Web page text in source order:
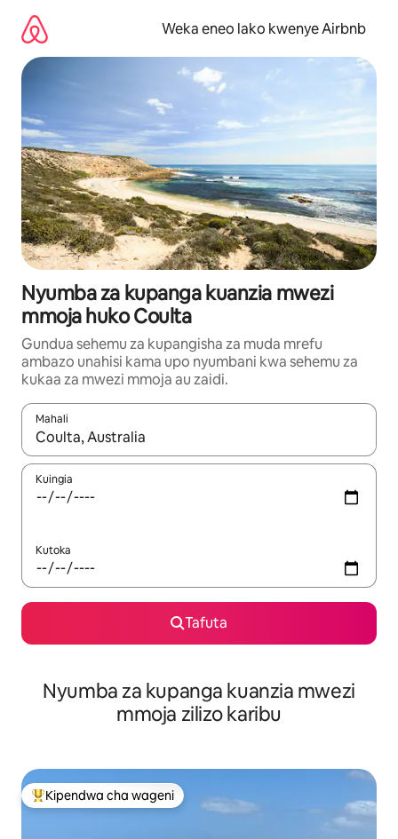
kwenda
kwenye
maudhui
Weka eneo lako kwenye Airbnb
Nyumba za kupanga kuanzia mwezi
mmoja huko Coulta
Gundua sehemu za kupangisha za muda mrefu
ambazo unahisi kama upo nyumbani kwa sehemu za
kukaa za mwezi mmoja au zaidi.
Mahali
Wakati matokeo yanapatikana, vinjari kwa kutumia vitufe vya
Kuingia
Kutoka
Tafuta
Nyumba za kupanga kuanzia mwezi
mmoja zilizo karibu
Kipendwa maarufu cha wageni
Kipendwa cha wageni